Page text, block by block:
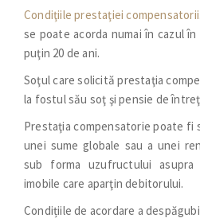
Condiţiile prestaţiei compensatorii
se poate acorda numai în cazul
puţin 20 de ani.
Soţul care solicită prestaţia
la fostul său soţ şi pensie de
Prestaţia compensatorie poate fi
unei sume globale sau a unei
sub forma uzufructului
imobile care aparţin debitorului.
Condițiile de acordare a